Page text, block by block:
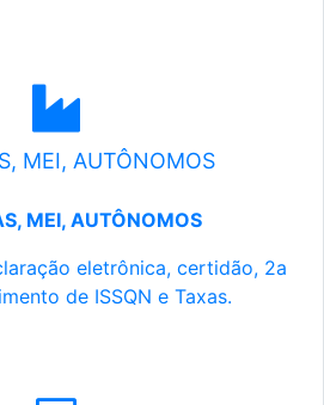
MEI, AUTÔNOMOS
MEI, AUTÔNOMOS
eletrônica, certidão, 2a
de ISSQN e Taxas.